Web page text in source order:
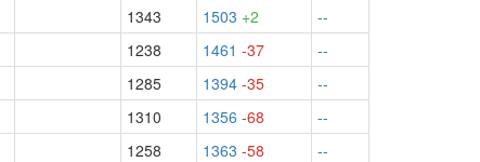
1343 1503 +2
--
1238 1461 -37
--
1285 1394 -35
--
1310 1356 -68
--
1258 1363 -58
--